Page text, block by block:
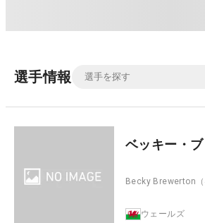
選手情報
ベッキー・
Becky Brewerton
ウェールズ